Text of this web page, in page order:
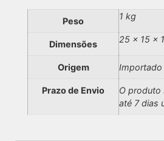
Peso 1 kg
Dimensões 25 × 15 ×
Origem Importado
Prazo de Envio
O produto
até 7 dias